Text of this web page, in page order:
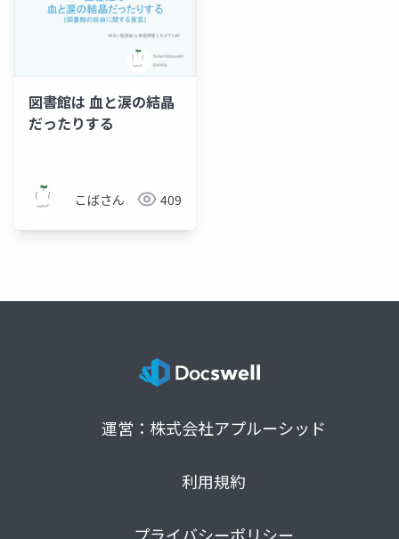
図書館は 血と涙の結晶
だったりする
こばさん 409
運営：株式会社アプルーシッド
利用規約
プライバシーポリシー